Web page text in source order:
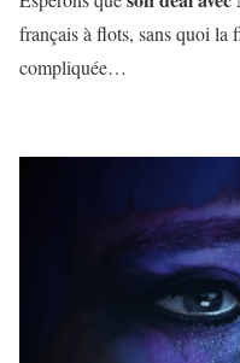
français à flots, sans quoi la
compliquée…